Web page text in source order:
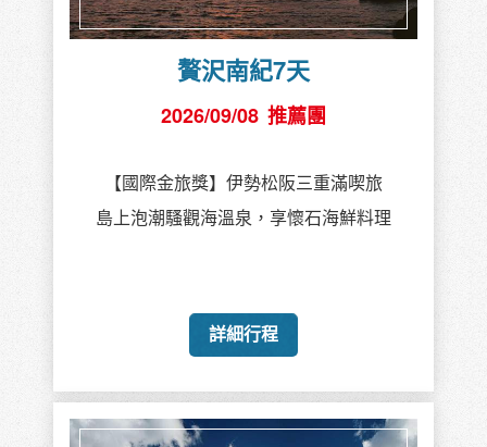
贅沢南紀7天
2026/09/08 推薦團
【國際金旅獎】伊勢松阪三重滿喫旅
島上泡潮騷觀海溫泉，享懷石海鮮料理
詳細行程